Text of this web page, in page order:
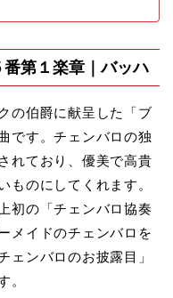
第１楽章｜バッハ
の伯爵に献呈した「ブ
です。チェンバロの独
れており、優美で高貴
ものにしてくれます。
初の「チェンバロ協奏
メイドのチェンバロを
ェンバロのお披露目」
。